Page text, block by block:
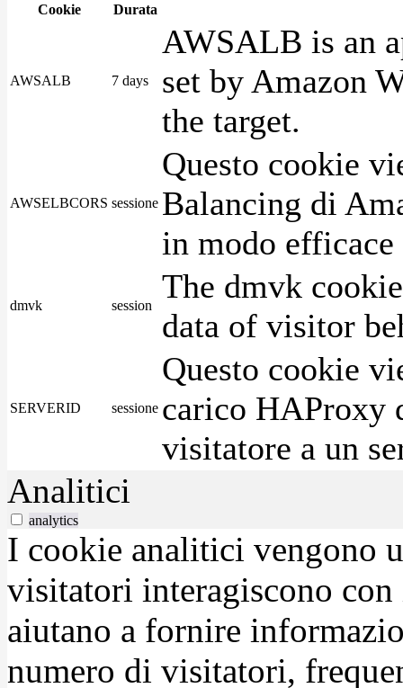
Cookie Durata
AWSALB 7 days
AWSALB is an
set by Amazon
the target.
AWSELBCORS sessione
Questo cookie
Balancing di
in modo
dmvk session
The dmvk
data of visitor
SERVERID sessione
Questo cookie
carico HAProxy
visitatore a un
Analitici
analytics
I cookie analitici vengono
visitatori interagiscono
aiutano a fornire
numero di visitatori,